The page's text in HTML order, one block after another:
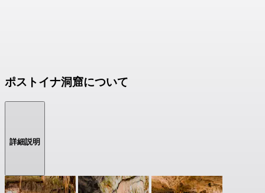
ポストイナ洞窟について
詳細説明